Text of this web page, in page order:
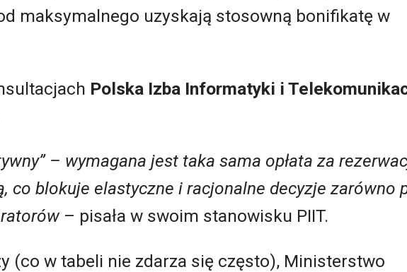
maksymalnego uzyskają stosowną bonifikatę w
Polska Izba Informatyki i
– wymagana jest taka sama opłata za
co blokuje elastyczne i racjonalne decyzje zarówno
– pisała w swoim stanowisku PIIT.
(co w tabeli nie zdarza się często), Ministerstwo